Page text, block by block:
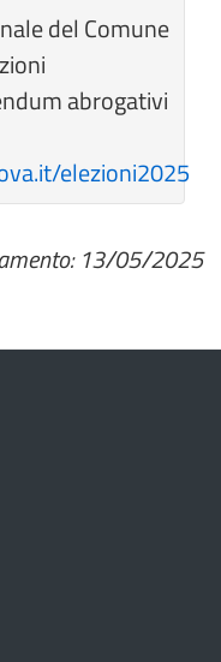
del Comune
abrogativi
elezioni2025
13/05/2025